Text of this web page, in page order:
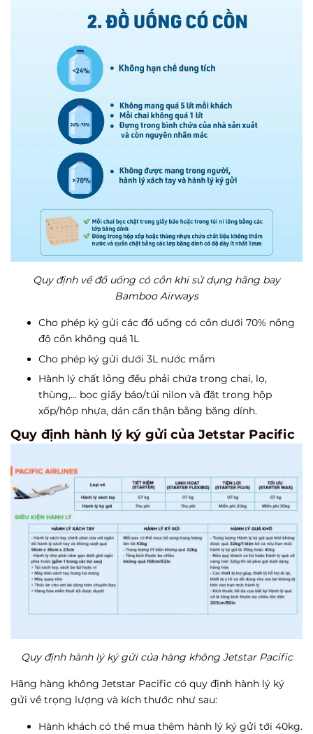
Quy định về đồ uống có cồn khi sử dụng hãng bay
Bamboo Airways
Cho phép ký gửi các đồ uống có cồn dưới 70% nồng
độ cồn không quá 1L
Cho phép ký gửi dưới 3L nước mắm
Hành lý chất lỏng đều phải chứa trong chai, lọ,
thùng,... bọc giấy báo/túi nilon và đặt trong hộp
xốp/hộp nhựa, dán cẩn thận bằng băng dính.
Quy định hành lý ký gửi của Jetstar Pacific
Quy định hành lý ký gửi của hàng không Jetstar Pacific
Hãng hàng không Jetstar Pacific có quy định hành lý ký
gửi về trọng lượng và kích thước như sau:
Hành khách có thể mua thêm hành lý ký gửi tới 40kg.